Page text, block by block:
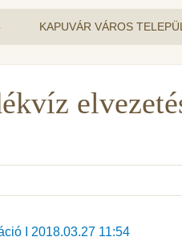
KAPUVÁR VÁROS
I 2018.03.27 11:54